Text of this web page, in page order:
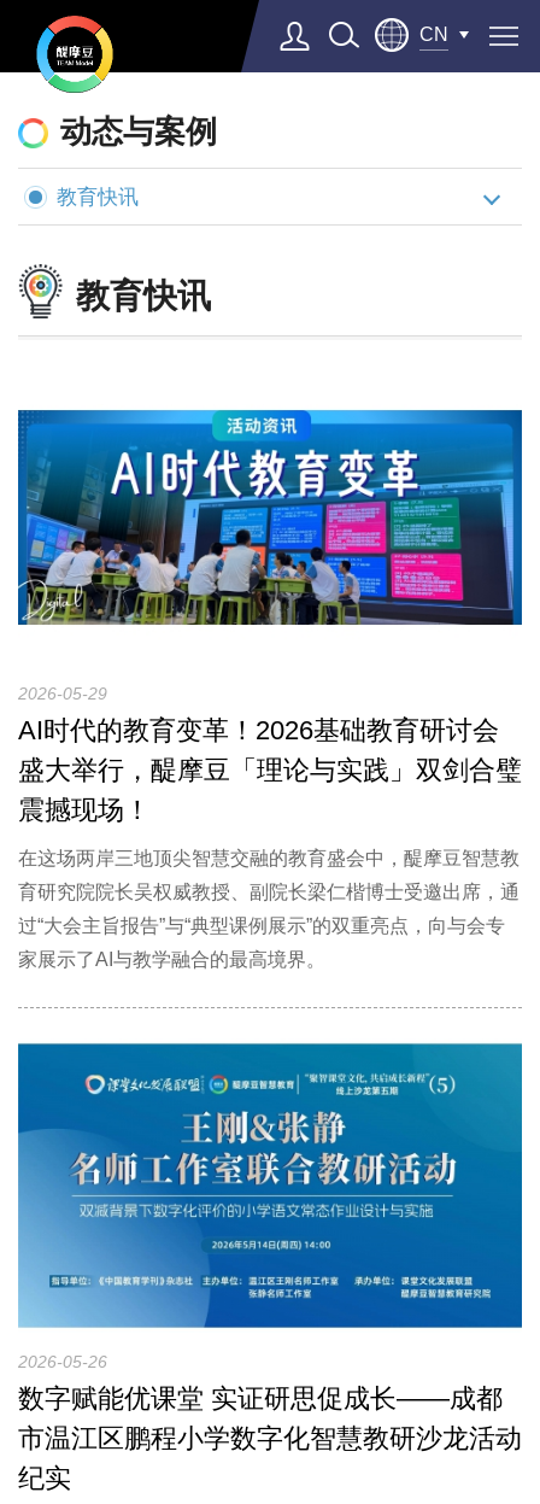
CN
态
与
案
动态与案例
教育快讯
教育快讯
2026-05-29
AI时代的教育变革！2026基础教育研讨会
盛大举行，醍摩豆「理论与实践」双剑合璧
震撼现场！
在这场两岸三地顶尖智慧交融的教育盛会中，醍摩豆智慧教
育研究院院长吴权威教授、副院长梁仁楷博士受邀出席，通
过“大会主旨报告”与“典型课例展示”的双重亮点，向与会专
家展示了AI与教学融合的最高境界。
2026-05-26
数字赋能优课堂 实证研思促成长——成都
市温江区鹏程小学数字化智慧教研沙龙活动
纪实